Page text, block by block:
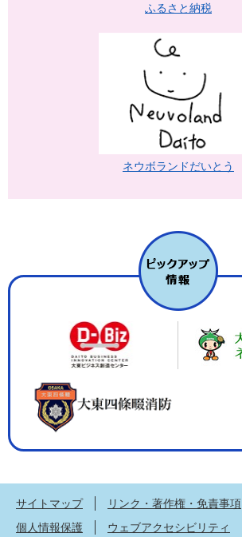
ふるさと納税
ネウボランドだいとう
サイトマップ
リンク・著作権・免責事項
個人情報保護
ウェブアクセシビリティ